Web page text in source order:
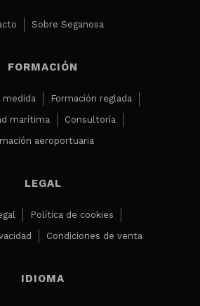
Sobre Seganosa
FORMACIÓN
medida
Formación reglada
marítima
Consultoría
aeroportuaria
LEGAL
Política de cookies
Condiciones de venta
IDIOMA